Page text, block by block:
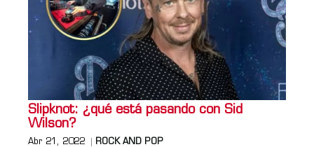
Slipknot: ¿qué está pasando con Sid
Wilson?
Abr 21, 2022 ROCK AND POP